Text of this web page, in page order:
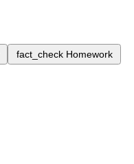
fact_check Homework